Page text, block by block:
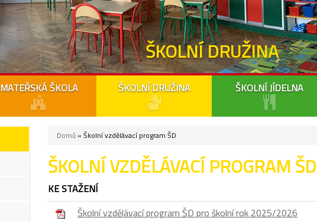
ŠKOLNÍ DRUŽINA
MATEŘSKÁ ŠKOLA ŠKOLNÍ DRUŽINA ŠKOLNÍ JÍDELNA
Domů » Školní vzdělávací program ŠD
ŠKOLNÍ VZDĚLÁVACÍ PROGRAM ŠD
KE STAŽENÍ
Školní vzdělávací program ŠD pro školní rok 2025/2026